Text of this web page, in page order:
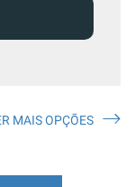
MAIS OPÇÕES